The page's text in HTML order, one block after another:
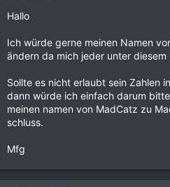
Hallo
Ich würde gerne meinen Namen
ändern da mich jeder unter diesem
Sollte es nicht erlaubt sein Zahlen
dann würde ich einfach darum
meinen namen von MadCatz zu
schluss.
Mfg